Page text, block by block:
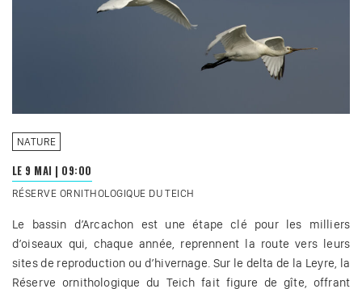
NATURE
LE 9 MAI | 09:00
RÉSERVE ORNITHOLOGIQUE DU TEICH
Le bassin d’Arcachon est une étape clé pour les milliers
d’oiseaux qui, chaque année, reprennent la route vers leurs
sites de reproduction ou d’hivernage. Sur le delta de la Leyre, la
Réserve ornithologique du Teich fait figure de gîte, offrant